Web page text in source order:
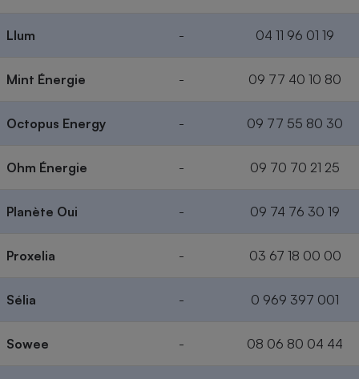
Llum - 04 11 96 01 19
Mint Énergie - 09 77 40 10 80
Octopus Energy - 09 77 55 80 30
Ohm Énergie - 09 70 70 21 25
Planète Oui - 09 74 76 30 19
Proxelia - 03 67 18 00 00
Sélia - 0 969 397 001
Sowee - 08 06 80 04 44